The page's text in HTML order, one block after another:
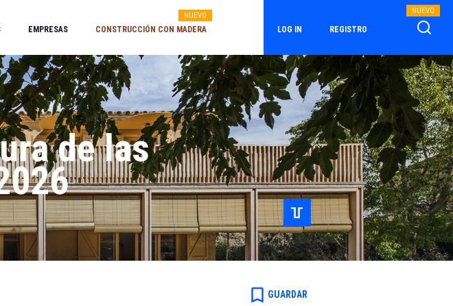
EMPRESAS CONSTRUCCIÓN CON MADERA
NUEVO
LOG IN REGISTRO
NUEVO
de las
bookmark_border GUARDAR